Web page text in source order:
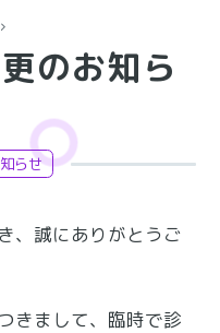
のお知ら
らせ
、誠にありがとうご
きまして、臨時で診